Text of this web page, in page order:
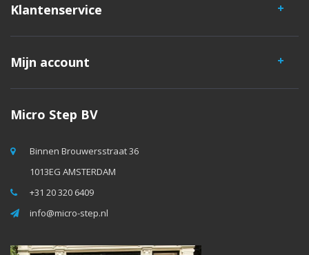
Klantenservice
Mijn account
Micro Step BV
Binnen Brouwersstraat 36
1013EG AMSTERDAM
+31 20 320 6409
info@micro-step.nl